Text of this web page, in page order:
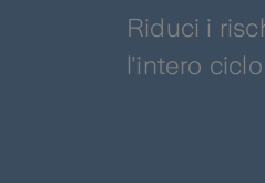
Riduci i
l'intero